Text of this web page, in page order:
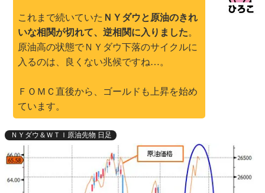
これまで続いていた ＮＹダウと原油のきれ
いな相関が切れて、逆相関に入りました。
原油高の状態でＮＹダウ下落のサイクルに
入るのは、良くない兆候ですね…。
ＦＯＭＣ直後から、ゴールドも上昇を始め
ています。
ＮＹダウ＆ＷＴＩ原油先物 日足